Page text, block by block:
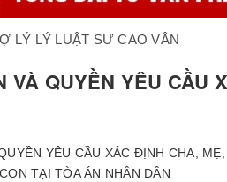
LÝ LÝ LUẬT SƯ CAO VÂN
VÀ QUYỀN YÊU CẦU
TẠI TÒA ÁN NHÂN DÂN